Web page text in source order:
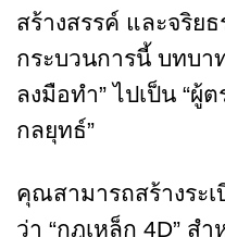
สร้างสรรค์ และจริย
กระบวนการนี้ บทบา
ลงมือทำ” ไปเป็น “ผู้
กลยุทธ์”
คุณสามารถสร้างระ
ว่า “กฎเหล็ก 4D” ส